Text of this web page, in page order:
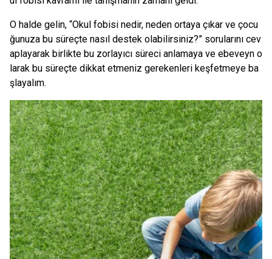
O halde gelin, “Okul fobisi nedir, neden ortaya çıkar ve çocu
ğunuza bu süreçte nasıl destek olabilirsiniz?” sorularını cev
aplayarak birlikte bu zorlayıcı süreci anlamaya ve ebeveyn o
larak bu süreçte dikkat etmeniz gerekenleri keşfetmeye ba
şlayalım.